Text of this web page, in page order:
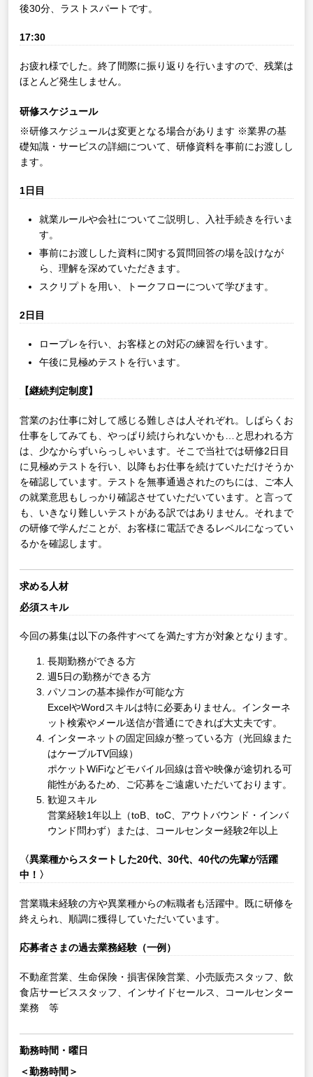
後30分、ラストスパートです。
17:30
お疲れ様でした。終了間際に振り返りを行いますので、残業は
ほとんど発生しません。
研修スケジュール
※研修スケジュールは変更となる場合があります ※業界の基
礎知識・サービスの詳細について、研修資料を事前にお渡しし
ます。
1日目
就業ルールや会社についてご説明し、入社手続きを行いま
す。
事前にお渡しした資料に関する質問回答の場を設けなが
ら、理解を深めていただきます。
スクリプトを用い、トークフローについて学びます。
2日目
ロープレを行い、お客様との対応の練習を行います。
午後に見極めテストを行います。
【継続判定制度】
営業のお仕事に対して感じる難しさは人それぞれ。しばらくお
仕事をしてみても、やっぱり続けられないかも…と思われる方
は、少なからずいらっしゃいます。そこで当社では研修2日目
に見極めテストを行い、以降もお仕事を続けていただけそうか
を確認しています。テストを無事通過されたのちには、ご本人
の就業意思もしっかり確認させていただいています。と言って
も、いきなり難しいテストがある訳ではありません。それまで
の研修で学んだことが、お客様に電話できるレベルになってい
るかを確認します。
求める人材
必須スキル
今回の募集は以下の条件すべてを満たす方が対象となります。
長期勤務ができる方
週5日の勤務ができる方
パソコンの基本操作が可能な方
ExcelやWordスキルは特に必要ありません。インターネ
ット検索やメール送信が普通にできれば大丈夫です。
インターネットの固定回線が整っている方（光回線また
はケーブルTV回線）
ポケットWiFiなどモバイル回線は音や映像が途切れる可
能性があるため、ご応募をご遠慮いただいております。
歓迎スキル
営業経験1年以上（toB、toC、アウトバウンド・インバ
ウンド問わず）または、コールセンター経験2年以上
〈異業種からスタートした20代、30代、40代の先輩が活躍
中！〉
営業職未経験の方や異業種からの転職者も活躍中。既に研修を
終えられ、順調に獲得していただいています。
応募者さまの過去業務経験（一例）
不動産営業、生命保険・損害保険営業、小売販売スタッフ、飲
食店サービススタッフ、インサイドセールス、コールセンター
業務 等
勤務時間・曜日
＜勤務時間＞